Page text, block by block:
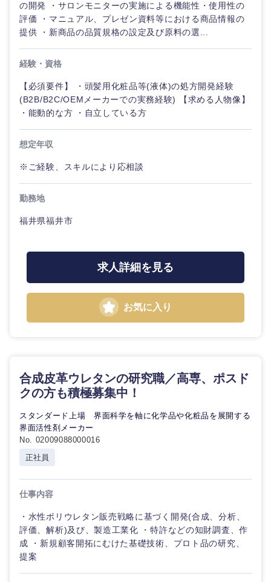
海外
の開発 ・サロンモニターの実施による機能性・使用性の
評価 ・マニュアル、プレゼン資料等における商品情報の
提供 ・新商品の品質規格の設定及び原料の選...
経験・資格
【必須要件】 ・頭髪用化粧品等(液体)の処方開発経験
(B2B/B2C/OEMメーカーでの実務経験) 【求める人物像】
・能動的な方 ・自立している方
想定年収
※ご経験、スキルにより応相談
勤務地
福井県福井市
求人詳細を見る
お気に入り
合成皮革ウレタンの研究職／高専、ポスド
クの方も積極募集中！
スタンダード上場 界面科学を軸に化学品や化粧品を展開する
界面活性剤メーカー
No. 02009088000016
正社員
仕事内容
・水性ポリウレタン販売戦略に基づく開発(合成、分析、
評価、解析)及び、製造工業化 ・特許などの知財調査、作
成 ・新規顧客開拓にむけた基礎技術、プロト品の研究、
提案